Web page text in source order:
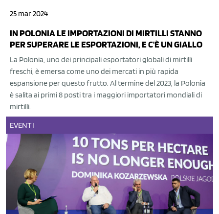
25 mar 2024
IN POLONIA LE IMPORTAZIONI DI MIRTILLI STANNO
PER SUPERARE LE ESPORTAZIONI, E C'È UN GIALLO
La Polonia, uno dei principali esportatori globali di mirtilli
freschi, è emersa come uno dei mercati in più rapida
espansione per questo frutto. Al termine del 2023, la Polonia
è salita ai primi 8 posti tra i maggiori importatori mondiali di
mirtilli.
EVENTI